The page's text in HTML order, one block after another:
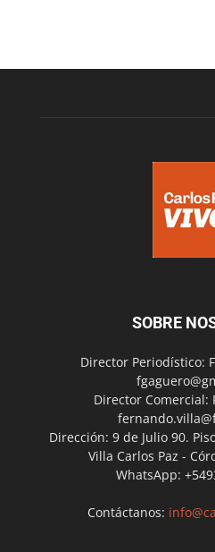
SOBRE
Director Periodístico:
Director Comercial:
Dirección: 9 de Julio 90.
Villa Carlos Paz -
WhatsApp:
Contáctanos: